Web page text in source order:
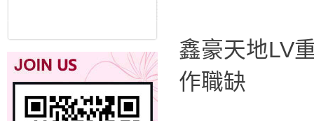
鑫豪天地LV
作職缺